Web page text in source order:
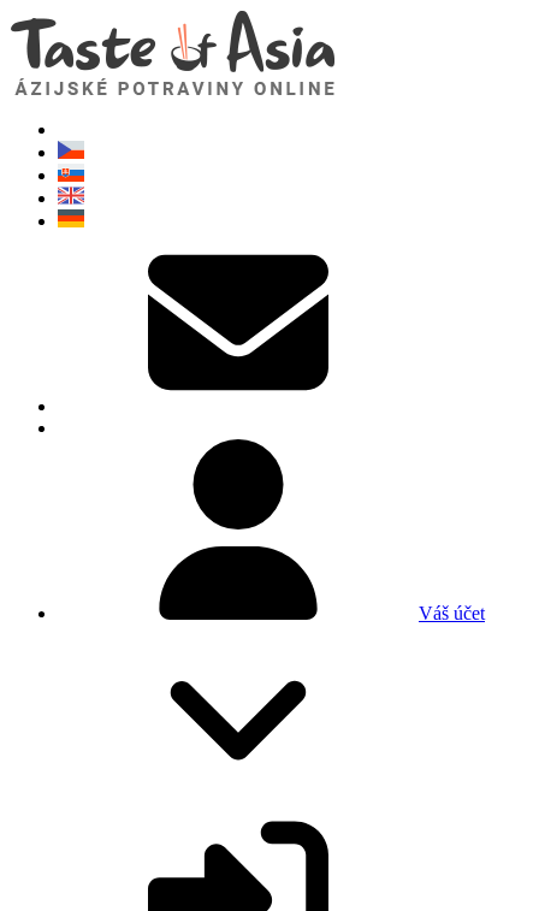
Váš účet
TasteOfAsia.sk
Neváhajte sa opýtať. Som tu pre vás!